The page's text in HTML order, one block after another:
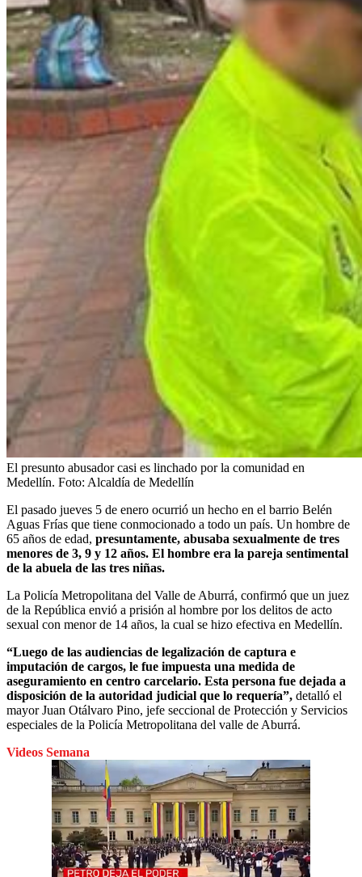
El presunto abusador casi es linchado por la comunidad en
Medellín. Foto: Alcaldía de Medellín
El pasado jueves 5 de enero ocurrió un hecho en el barrio Belén
Aguas Frías que tiene conmocionado a todo un país. Un hombre de
65 años de edad, presuntamente, abusaba sexualmente de tres
menores de 3, 9 y 12 años. El hombre era la pareja sentimental
de la abuela de las tres niñas.
La Policía Metropolitana del Valle de Aburrá, confirmó que un juez
de la República envió a prisión al hombre por los delitos de acto
sexual con menor de 14 años, la cual se hizo efectiva en Medellín.
“Luego de las audiencias de legalización de captura e
imputación de cargos, le fue impuesta una medida de
aseguramiento en centro carcelario. Esta persona fue dejada a
disposición de la autoridad judicial que lo requería”, detalló el
mayor Juan Otálvaro Pino, jefe seccional de Protección y Servicios
especiales de la Policía Metropolitana del valle de Aburrá.
Videos Semana